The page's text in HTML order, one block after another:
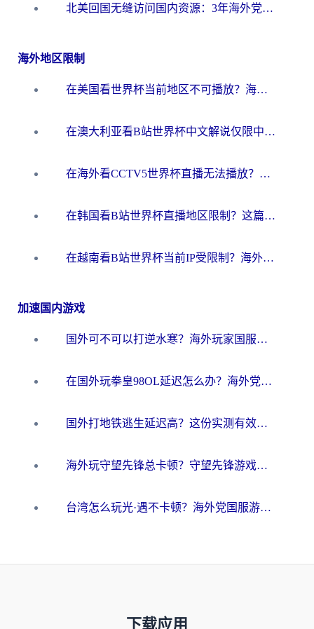
北美回国无缝访问国内资源：3年海外党亲测的加速器选择指南
海外地区限制
在美国看世界杯当前地区不可播放？海外党体育观赛终极指南来了！
在澳大利亚看B站世界杯中文解说仅限中国大陆？这篇指南帮你打破限制看遍赛事
在海外看CCTV5世界杯直播无法播放？这篇指南让你和国内球迷同步呐喊
在韩国看B站世界杯直播地区限制？这篇指南让你告别“当前地区不可播放”
在越南看B站世界杯当前IP受限制？海外党体育观赛终极指南来了
加速国内游戏
国外可不可以打逆水寒？海外玩家国服畅玩终极指南（附漫威荒野乱斗加速方案）
在国外玩拳皇98OL延迟怎么办？海外党亲测有效的低延迟指南
国外打地铁逃生延迟高？这份实测有效的低延迟指南帮你吃鸡
海外玩守望先锋总卡顿？守望先锋游戏加速器在哪里买&避坑指南（附欧洲非洲游戏实测）
台湾怎么玩光·遇不卡顿？海外党国服游戏加速终极攻略（附实测体验）
下载应用